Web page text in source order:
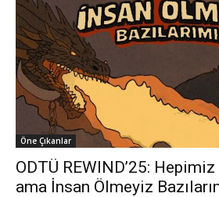
Öne Çıkanlar
ODTÜ REWIND’25:
ama İnsan Ölmeyiz